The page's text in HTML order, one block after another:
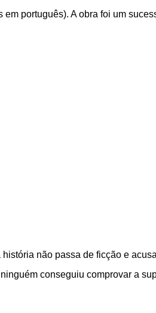
em português). A obra foi um
não passa de ficção e
conseguiu comprovar a